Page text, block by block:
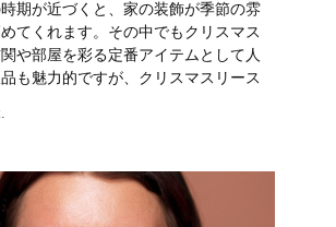
期が近づくと、家の装飾が季節の雰
てくれます。その中でもクリスマス
や部屋を彩る定番アイテムとして人
も魅力的ですが、クリスマスリース